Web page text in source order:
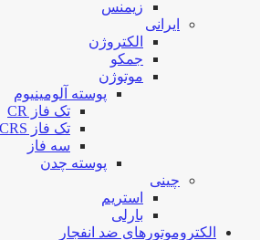
زیمنس
ایرانی
الکتروژن
جمکو
موتوژن
پوسته آلومینیوم
تک فاز CR
تک فاز CRS یا کلاچ دار
سه فاز
پوسته چدن
چینی
استریم
بارلی
الکتروموتورهای ضد انفجار